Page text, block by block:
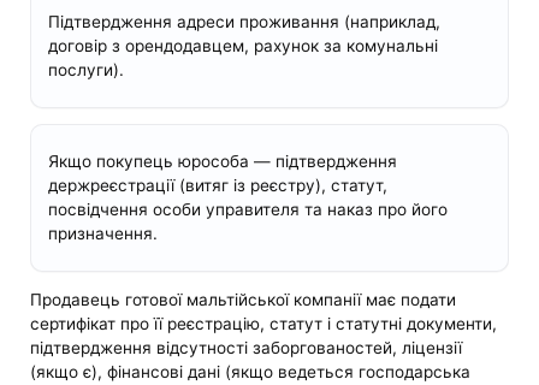
Підтвердження адреси проживання (наприклад,
договір з орендодавцем, рахунок за комунальні
послуги).
Якщо покупець юрособа — підтвердження
держреєстрації (витяг із реєстру), статут,
посвідчення особи управителя та наказ про його
призначення.
Продавець готової мальтійської компанії має подати
сертифікат про її реєстрацію, статут і статутні документи,
підтвердження відсутності заборгованостей, ліцензії
(якщо є), фінансові дані (якщо ведеться господарська